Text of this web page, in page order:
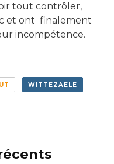
tout contrôler,
et ont finalement
incompétence.
WITTEZAELE